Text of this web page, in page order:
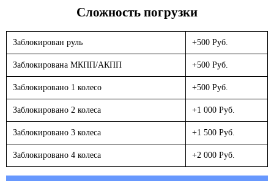
Сложность погрузки
Заблокирован руль +500 Руб.
Заблокирована МКПП/АКПП +500 Руб.
Заблокировано 1 колесо +500 Руб.
Заблокировано 2 колеса +1 000 Руб.
Заблокировано 3 колеса +1 500 Руб.
Заблокировано 4 колеса +2 000 Руб.